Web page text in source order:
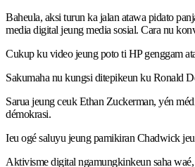
Baheula, aksi turun ka jalan atawa pidato
media digital jeung media sosial. Cara nu
Cukup ku video jeung poto ti HP genggam
Sakumaha nu kungsi ditepikeun ku Ronald
Sarua jeung ceuk Ethan Zuckerman, yén
démokrasi.
Ieu ogé saluyu jeung pamikiran Chadwick
Aktivisme digital ngamungkinkeun saha